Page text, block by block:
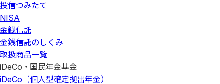
投信つみたて
NISA
金銭信託
金銭信託のしくみ
取扱商品一覧
iDeCo・国民年金基金
iDeCo（個人型確定拠出年金）